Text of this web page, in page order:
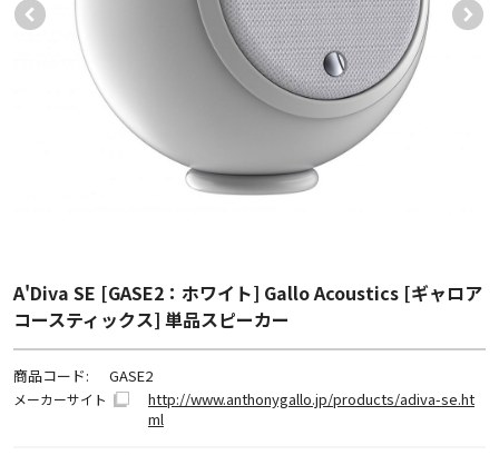
A'Diva SE [GASE2：ホワイト] Gallo Acoustics [ギャロア
コースティックス] 単品スピーカー
商品コード: GASE2
メーカーサイト
http://www.anthonygallo.jp/products/adiva-se.ht
ml